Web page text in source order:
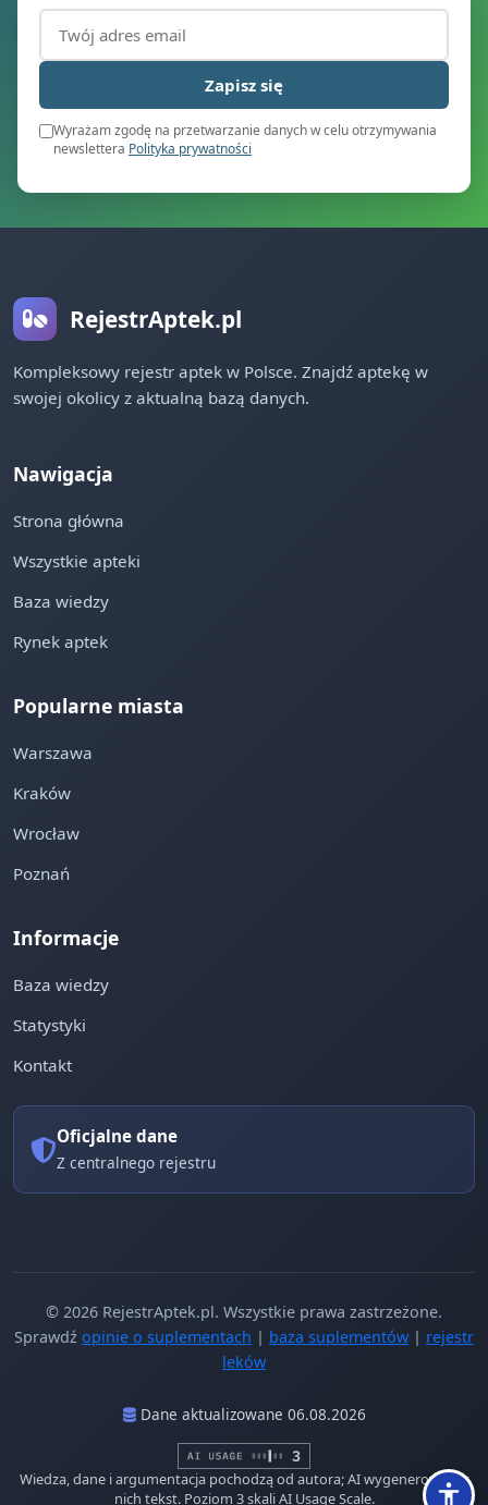
Adres email (wymagany)
Zapisz się
Wyrażam zgodę na przetwarzanie danych w celu otrzymywania
newslettera Polityka prywatności
RejestrAptek.pl
Kompleksowy rejestr aptek w Polsce. Znajdź aptekę w
swojej okolicy z aktualną bazą danych.
Nawigacja
Strona główna
Wszystkie apteki
Baza wiedzy
Rynek aptek
Popularne miasta
Warszawa
Kraków
Wrocław
Poznań
Informacje
Baza wiedzy
Statystyki
Kontakt
Oficjalne dane
Z centralnego rejestru
© 2026 RejestrAptek.pl. Wszystkie prawa zastrzeżone.
Sprawdź opinie o suplementach | baza suplementów | rejestr
leków
Dane aktualizowane 06.08.2026
Wiedza, dane i argumentacja pochodzą od autora; AI wygenerowało z
nich tekst. Poziom 3 skali AI Usage Scale.